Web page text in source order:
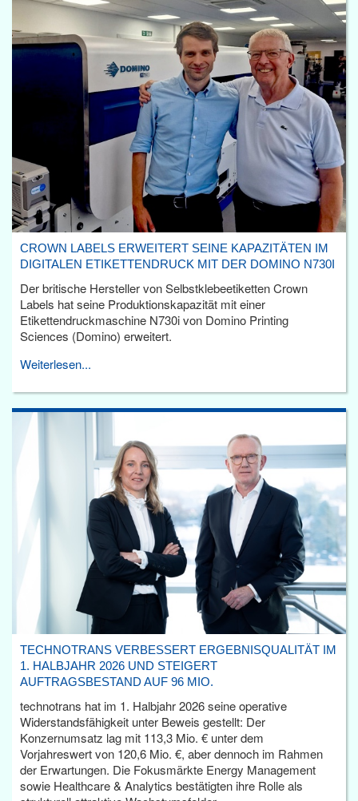
CROWN LABELS ERWEITERT SEINE KAPAZITÄTEN IM
DIGITALEN ETIKETTENDRUCK MIT DER DOMINO N730I
Der britische Hersteller von Selbstklebeetiketten Crown
Labels hat seine Produktionskapazität mit einer
Etikettendruckmaschine N730i von Domino Printing
Sciences (Domino) erweitert.
Weiterlesen...
TECHNOTRANS VERBESSERT ERGEBNISQUALITÄT IM
1. HALBJAHR 2026 UND STEIGERT
AUFTRAGSBESTAND AUF 96 MIO.
technotrans hat im 1. Halbjahr 2026 seine operative
Widerstandsfähigkeit unter Beweis gestellt: Der
Konzernumsatz lag mit 113,3 Mio. € unter dem
Vorjahreswert von 120,6 Mio. €, aber dennoch im Rahmen
der Erwartungen. Die Fokusmärkte Energy Management
sowie Healthcare & Analytics bestätigten ihre Rolle als